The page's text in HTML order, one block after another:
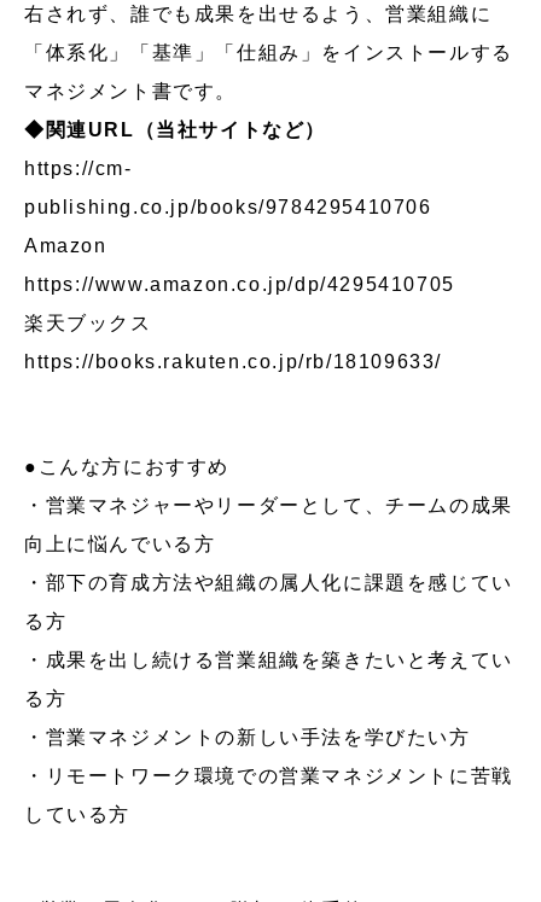
右されず、誰でも成果を出せるよう、営業組織に
「体系化」「基準」「仕組み」をインストールする
マネジメント書です。
◆関連URL（当社サイトなど）
https://cm-
publishing.co.jp/books/9784295410706
Amazon
https://www.amazon.co.jp/dp/4295410705
楽天ブックス
https://books.rakuten.co.jp/rb/18109633/
●こんな方におすすめ
・営業マネジャーやリーダーとして、チームの成果
向上に悩んでいる方
・部下の育成方法や組織の属人化に課題を感じてい
る方
・成果を出し続ける営業組織を築きたいと考えてい
る方
・営業マネジメントの新しい手法を学びたい方
・リモートワーク環境での営業マネジメントに苦戦
している方